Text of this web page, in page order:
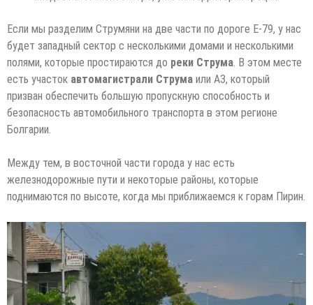
Если мы разделим Струмяни на две части по дороге E-79, у нас
будет западный сектор с несколькими домами и несколькими
полями, которые простираются до реки Струма. В этом месте
есть участок автомагистрали Струма или А3, который
призван обеспечить большую пропускную способность и
безопасность автомобильного транспорта в этом регионе
Болгарии.
Между тем, в восточной части города у нас есть
железнодорожные пути и некоторые районы, которые
поднимаются по высоте, когда мы приближаемся к горам Пирин.